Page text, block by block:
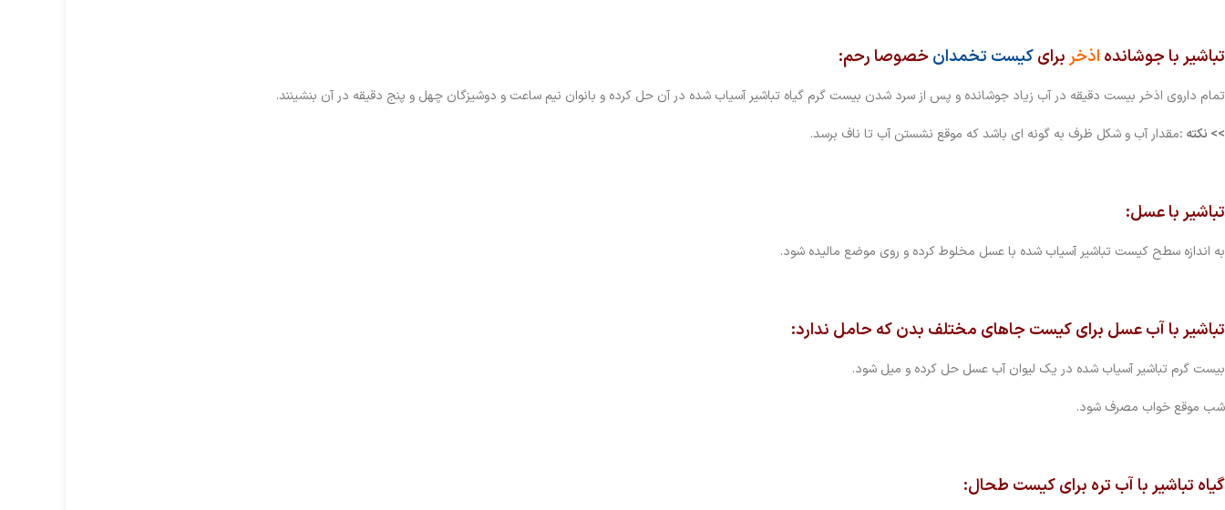
تباشیر با جوشانده اذخربرایکیست تخمدان خصوصا رحم:
تمام داروی اذخر بیست دقیقه در آب زیاد جوشانده و پس از سرد شدن بیست گرم گیاه تباشیر آسیاب شده در آن حل کرده و بانوان نیم ساعت و دوشیزگان چهل و پنج دقیقه در آن بنشینند.
>> نکته :مقدار آب و شکل ظرف به گونه ای باشد که موقع نشستن آب تا ناف برسد.
تباشیر با عسل:
به اندازه سطح کیست تباشیر آسیاب شده با عسل مخلوط کرده و روی موضع مالیده شود.
تباشیر با آب عسل برای کیست جاهای مختلف بدن که حامل ندارد:
بیست گرم تباشیر آسیاب شده در یک لیوان آب عسل حل کرده و میل شود.
شب موقع خواب مصرف شود.
گیاه تباشیر با آب تره برای کیست طحال: